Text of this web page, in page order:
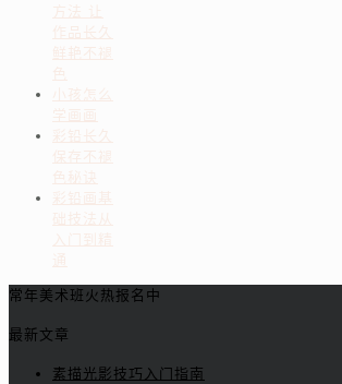
方法 让
作品长久
鲜艳不褪
色
小孩怎么
学画画
彩铅长久
保存不褪
色秘诀
彩铅画基
础技法从
入门到精
通
常年美术班火热报名中
最新文章
素描光影技巧入门指南